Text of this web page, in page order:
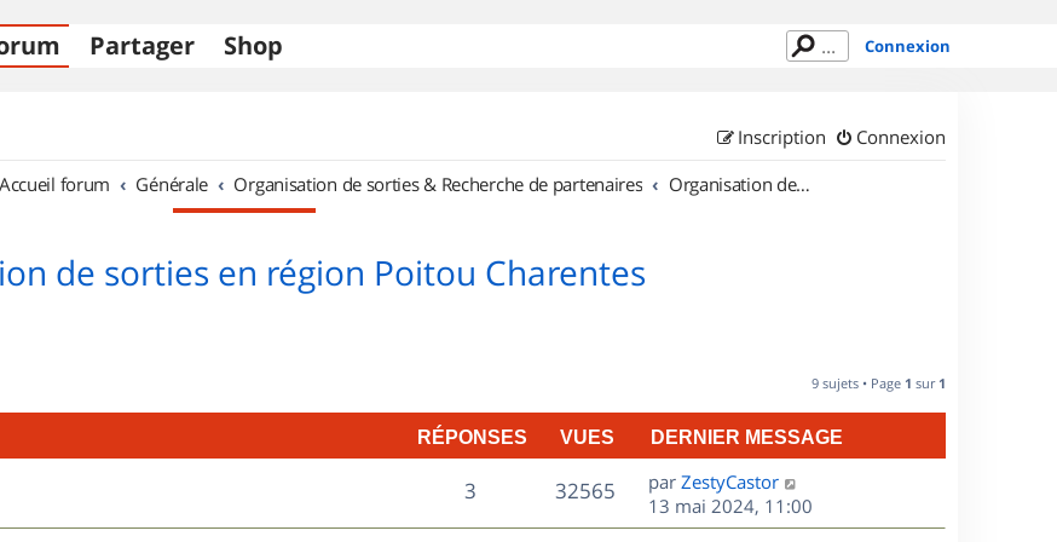
Partager Shop Connexion
Connexion
Inscription
Accueil forum Générale Organisation de sorties & Recherche de partenaires Organisation de sorties en région Poitou Charentes
de sorties en région Poitou Charentes
9 sujets • Page 1 sur 1
RÉPONSES VUES DERNIER MESSAGE
3R
é
32565V
u
D
e
r
par ZestyCastor
13 mai 2024, 11:00